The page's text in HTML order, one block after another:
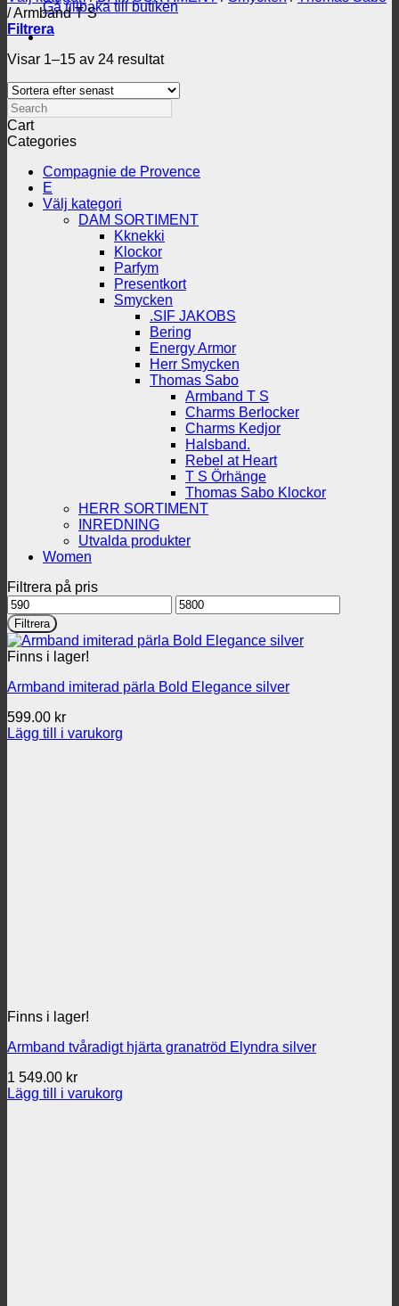
Gå tillbaka till butiken
/Armband T S
Filtrera
Visar 1–15 av 24 resultatSortera
senaste
Search
Cart
Categories
Compagnie de Provence
E
Välj kategori
DAM SORTIMENT
Kknekki
Klockor
Parfym
Presentkort
Smycken
.SIF JAKOBS
Bering
Energy Armor
Herr Smycken
Thomas Sabo
Armband T S
Charms Berlocker
Charms Kedjor
Halsband.
Rebel at Heart
T S Örhänge
Thomas Sabo Klockor
HERR SORTIMENT
INREDNING
Utvalda produkter
Women
Filtrera på pris
Min
pris
Max
pris
Filtrera
Finns i lager!
Armband imiterad pärla Bold Elegance silver
599.00 kr
Lägg till i varukorg
Finns i lager!
Armband tvåradigt hjärta granatröd Elyndra silver
1 549.00 kr
Lägg till i varukorg